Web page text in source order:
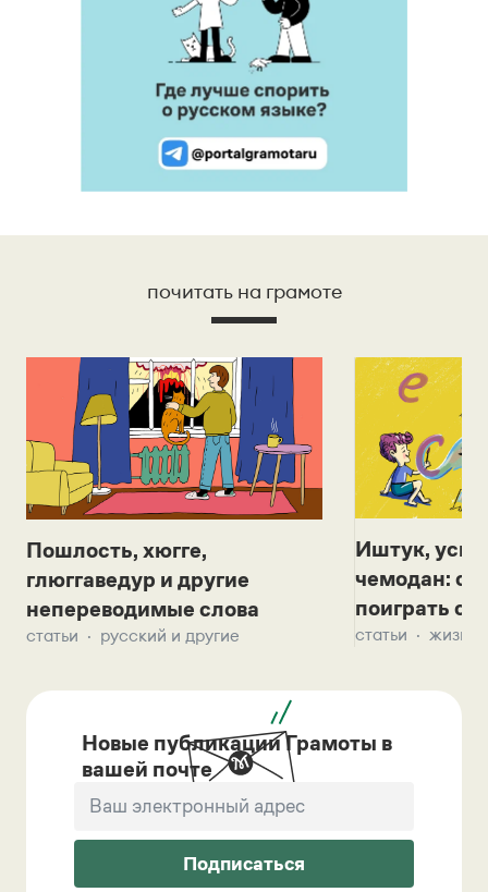
почитать на грамоте
Пошлость, хюгге,
глюггаведур и другие
непереводимые слова
статьи русский и другие
Иштук,
чемодан:
поиграть с
статьи жизнь
Новые публикации Грамоты в
вашей почте
Подписаться